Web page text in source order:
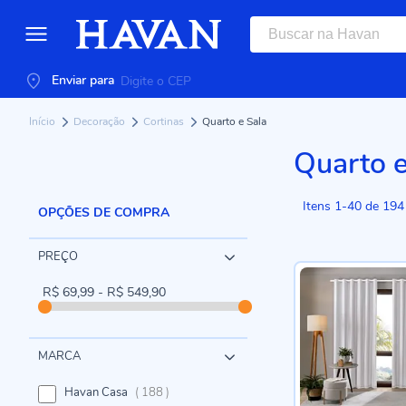
Enviar para
Início Decoração Cortinas Quarto e Sala
Quarto
Itens 1-40 de 194
OPÇÕES DE COMPRA
PREÇO
R$ 69,99 - R$ 549,90
MARCA
Havan Casa 188 itens